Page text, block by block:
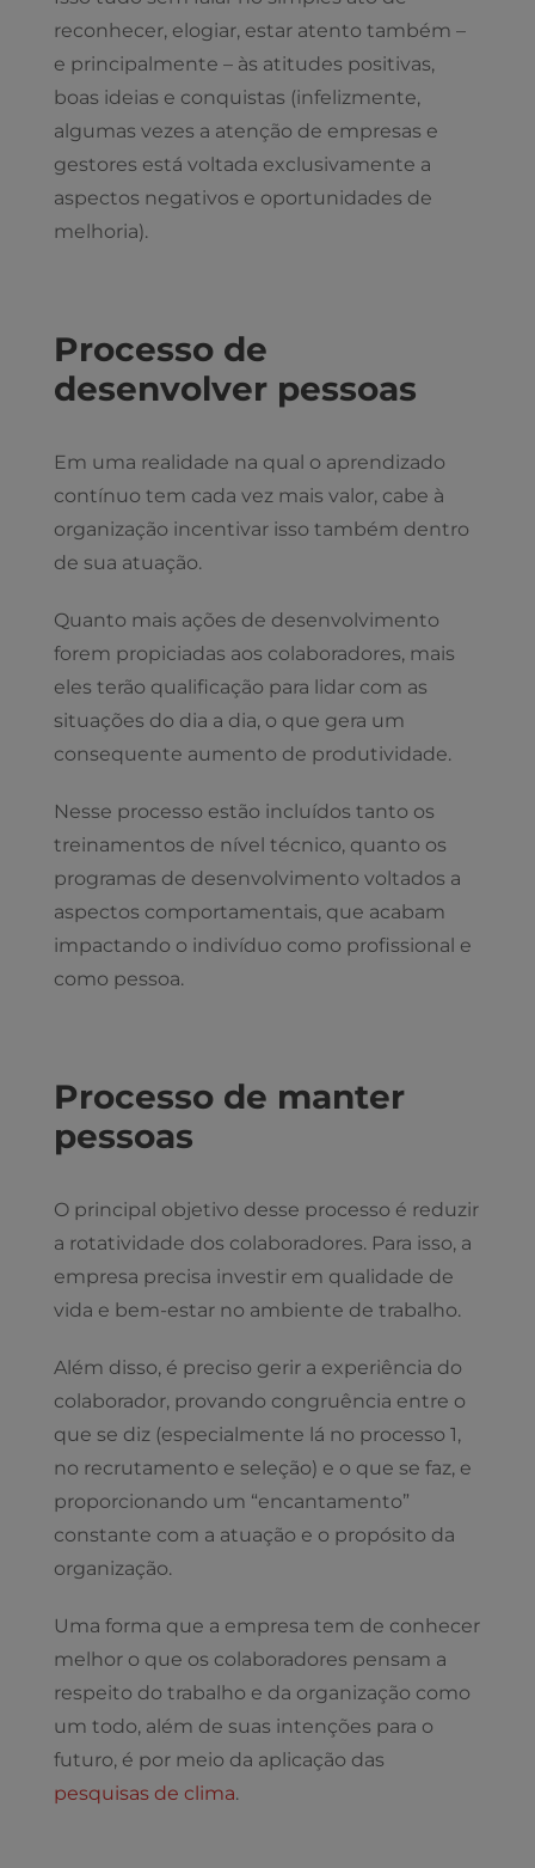
reconhecer, elogiar, estar atento também –
e principalmente – às atitudes positivas,
boas ideias e conquistas (infelizmente,
algumas vezes a atenção de empresas e
gestores está voltada exclusivamente a
aspectos negativos e oportunidades de
melhoria).
Processo de
desenvolver pessoas
Em uma realidade na qual o aprendizado
contínuo tem cada vez mais valor, cabe à
organização incentivar isso também dentro
de sua atuação.
Quanto mais ações de desenvolvimento
forem propiciadas aos colaboradores, mais
eles terão qualificação para lidar com as
situações do dia a dia, o que gera um
consequente aumento de produtividade.
Nesse processo estão incluídos tanto os
treinamentos de nível técnico, quanto os
programas de desenvolvimento voltados a
aspectos comportamentais, que acabam
impactando o indivíduo como profissional e
como pessoa.
Processo de manter
pessoas
O principal objetivo desse processo é reduzir
a rotatividade dos colaboradores. Para isso, a
empresa precisa investir em qualidade de
vida e bem-estar no ambiente de trabalho.
Além disso, é preciso gerir a experiência do
colaborador, provando congruência entre o
que se diz (especialmente lá no processo 1,
no recrutamento e seleção) e o que se faz, e
proporcionando um “encantamento”
constante com a atuação e o propósito da
organização.
Uma forma que a empresa tem de conhecer
melhor o que os colaboradores pensam a
respeito do trabalho e da organização como
um todo, além de suas intenções para o
futuro, é por meio da aplicação das
pesquisas de clima.